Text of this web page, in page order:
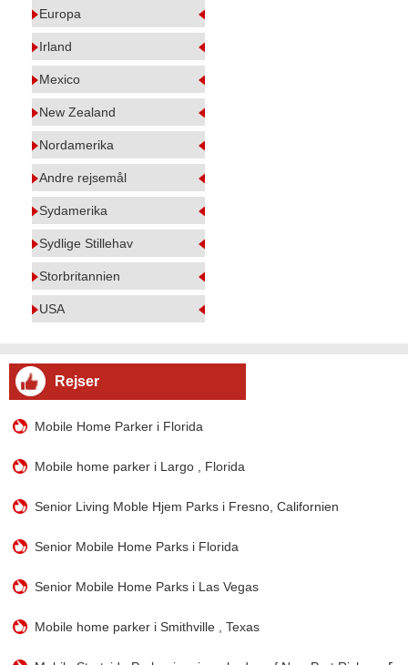
Europa
Irland
Mexico
New Zealand
Nordamerika
Andre rejsemål
Sydamerika
Sydlige Stillehav
Storbritannien
USA
Rejser
Mobile Home Parker i Florida
Mobile home parker i Largo , Florida
Senior Living Moble Hjem Parks i Fresno, Californien
Senior Mobile Home Parks i Florida
Senior Mobile Home Parks i Las Vegas
Mobile home parker i Smithville , Texas